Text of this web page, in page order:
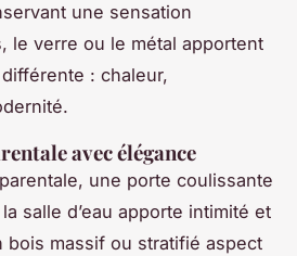
une sensation
le verre ou le métal apportent
: chaleur,
avec élégance
une porte coulissante
salle d’eau apporte intimité et
bois massif ou stratifié aspect